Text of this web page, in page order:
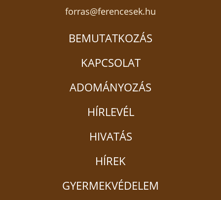
forras@ferencesek.hu
BEMUTATKOZÁS
KAPCSOLAT
ADOMÁNYOZÁS
HÍRLEVÉL
HIVATÁS
HÍREK
GYERMEKVÉDELEM